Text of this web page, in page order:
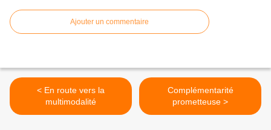
Ajouter un commentaire
< En route vers la
multimodalité
Complémentarité
prometteuse >